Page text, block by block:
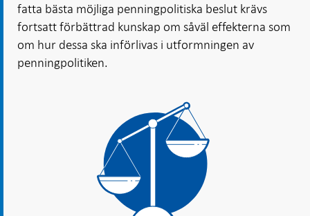
fatta bästa möjliga penningpolitiska beslut krävs
fortsatt förbättrad kunskap om såväl effekterna som
om hur dessa ska införlivas i utformningen av
penningpolitiken.